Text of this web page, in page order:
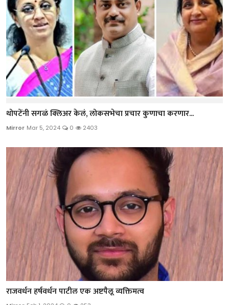
थोपटेंनी सगळं क्लिअर केलं, लोकसभेचा प्रचार कुणाचा करणार...
Mirror Mar 5, 2024 0 2403
राजवर्धन हर्षवर्धन पाटील एक अष्टपैलू व्यक्तिमत्व